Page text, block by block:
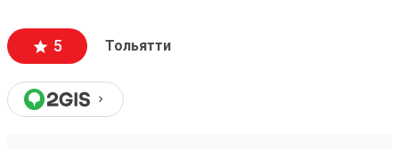
5 Тольятти